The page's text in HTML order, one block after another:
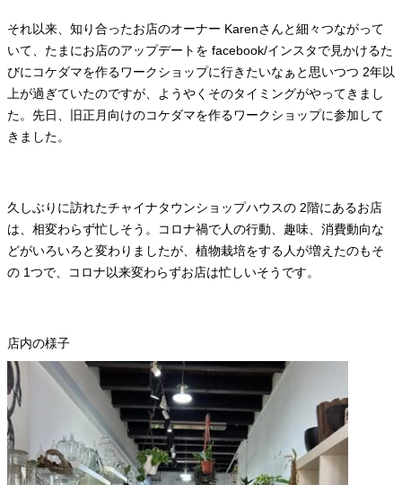
それ以来、知り合ったお店のオーナー Karenさんと細々つながって
いて、たまにお店のアップデートを facebook/インスタで見かけるた
びにコケダマを作るワークショップに行きたいなぁと思いつつ 2年以
上が過ぎていたのですが、ようやくそのタイミングがやってきまし
た。先日、旧正月向けのコケダマを作るワークショップに参加して
きました。
久しぶりに訪れたチャイナタウンショップハウスの 2階にあるお店
は、相変わらず忙しそう。コロナ禍で人の行動、趣味、消費動向な
どがいろいろと変わりましたが、植物栽培をする人が増えたのもそ
の 1つで、コロナ以来変わらずお店は忙しいそうです。
店内の様子